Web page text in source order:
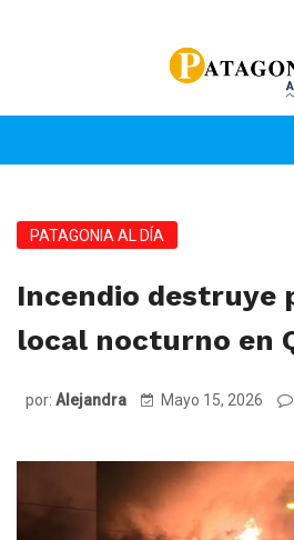
PATAGONIA AL DÍA
Incendio destruye
local nocturno en
por: Alejandra Mayo 15, 2026